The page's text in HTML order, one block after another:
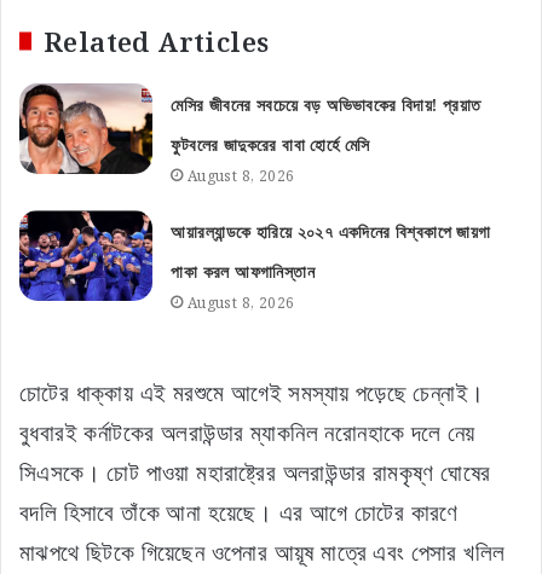
Related Articles
মেসির জীবনের সবচেয়ে বড় অভিভাবকের বিদায়! প্রয়াত
ফুটবলের জাদুকরের বাবা হোর্হে মেসি
August 8, 2026
আয়ারল্যান্ডকে হারিয়ে ২০২৭ একদিনের বিশ্বকাপে জায়গা
পাকা করল আফগানিস্তান
August 8, 2026
চোটের ধাক্কায় এই মরশুমে আগেই সমস্যায় পড়েছে চেন্নাই।
বুধবারই কর্নাটকের অলরাউন্ডার ম্যাকনিল নরোনহাকে দলে নেয়
সিএসকে। চোট পাওয়া মহারাষ্ট্রের অলরাউন্ডার রামকৃষ্ণ ঘোষের
বদলি হিসাবে তাঁকে আনা হয়েছে। এর আগে চোটের কারণে
মাঝপথে ছিটকে গিয়েছেন ওপেনার আয়ূষ মাত্রে এবং পেসার খলিল